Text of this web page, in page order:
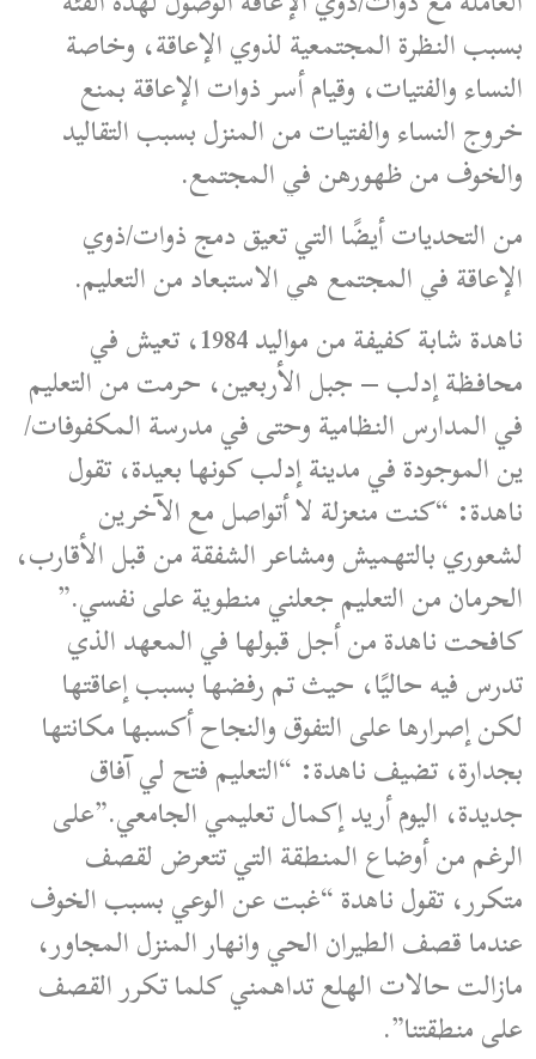
بسبب النظرة المجتمعية لذوي الإعاقة، وخاصة
النساء والفتيات، وقيام أسر ذوات الإعاقة بمنع
خروج النساء والفتيات من المنزل بسبب التقاليد
والخوف من ظهورهن في المجتمع.
من التحديات أيضًا التي تعيق دمج ذوات/ذوي
الإعاقة في المجتمع هي الاستبعاد من التعليم.
ناهدة شابة كفيفة من مواليد 1984، تعيش في
محافظة إدلب – جبل الأربعين، حرمت من التعليم
في المدارس النظامية وحتى في مدرسة المكفوفات/
ين الموجودة في مدينة إدلب كونها بعيدة، تقول
ناهدة: “كنت منعزلة لا أتواصل مع الآخرين
لشعوري بالتهميش ومشاعر الشفقة من قبل الأقارب،
الحرمان من التعليم جعلني منطوية على نفسي.”
كافحت ناهدة من أجل قبولها في المعهد الذي
تدرس فيه حاليًا، حيث تم رفضها بسبب إعاقتها
لكن إصرارها على التفوق والنجاح أكسبها مكانتها
بجدارة، تضيف ناهدة: “التعليم فتح لي آفاق
جديدة، اليوم أريد إكمال تعليمي الجامعي.”على
الرغم من أوضاع المنطقة التي تتعرض لقصف
متكرر، تقول ناهدة “غبت عن الوعي بسبب الخوف
عندما قصف الطيران الحي وانهار المنزل المجاور،
مازالت حالات الهلع تداهمني كلما تكرر القصف
على منطقتنا”.